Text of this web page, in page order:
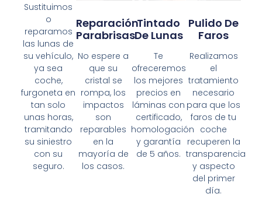
Sustituimos
o
reparamos
las lunas de
su vehículo,
ya sea
coche,
furgoneta en
tan solo
unas horas,
tramitando
su siniestro
con su
seguro.
Reparación
Parabrisas
No espere a
que su
cristal se
rompa, los
impactos
son
reparables
en la
mayoría de
los casos.
Tintado
De Lunas
Te
ofreceremos
los mejores
precios en
láminas con
certificado,
homologación
y garantía
de 5 años.
Pulido De
Faros
Realizamos
el
tratamiento
necesario
para que los
faros de tu
coche
recuperen la
transparencia
y aspecto
del primer
día.